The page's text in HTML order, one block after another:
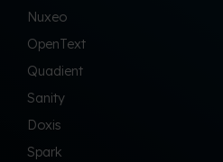
Nuxeo
OpenText
Quadient
Sanity
Doxis
Spark